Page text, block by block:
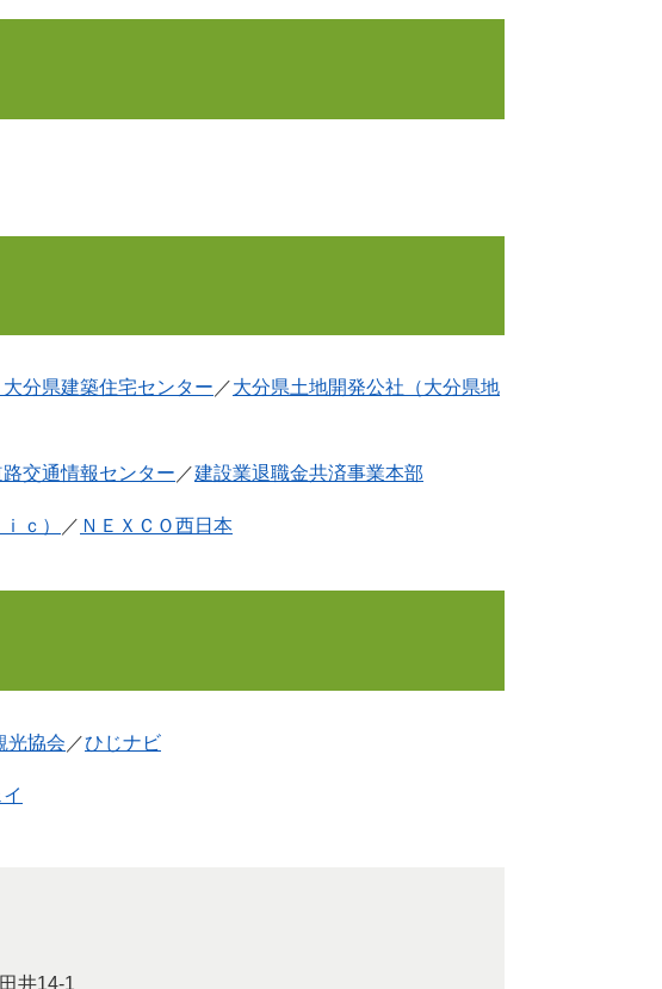
大分県建築住宅センター ／大分県土地開発公社（大分県地
路交通情報センター ／建設業退職金共済事業本部
ｃ） ／ ＮＥＸＣＯ西日本
光協会 ／ひじナビ
井14-1